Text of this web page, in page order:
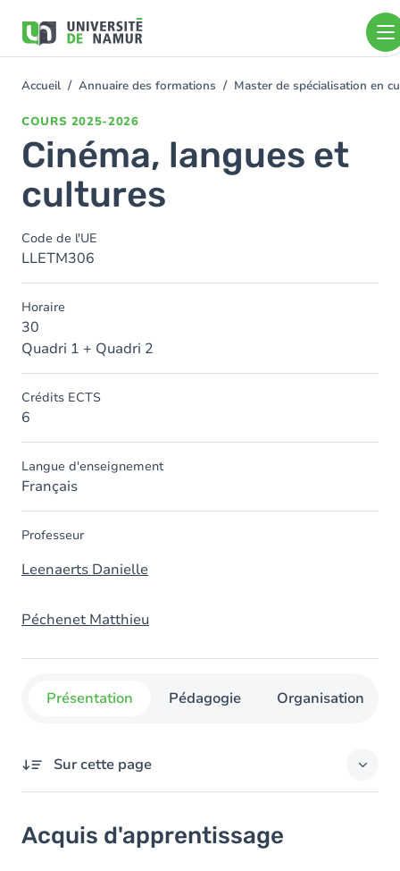
contenu
You
Accueil Annuaire des formations Master de spécialisation en
COURS 2025-2026
Cinéma, langues et
cultures
Code de l'UE
LLETM306
Horaire
30
Quadri 1 + Quadri 2
Crédits ECTS
6
Langue d'enseignement
Français
Professeur
Leenaerts Danielle
Péchenet Matthieu
Présentation Pédagogie Organisation
Sur cette page
Objectifs
Acquis d'apprentissage